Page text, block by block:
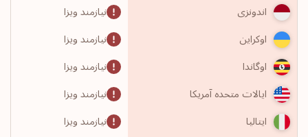
اندونزی
نیازمند ویزا
اوکراین
نیازمند ویزا
اوگاندا
نیازمند ویزا
ایالات متحده آمریکا
نیازمند ویزا
ایتالیا
نیازمند ویزا